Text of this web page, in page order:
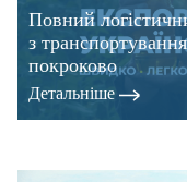
Повний
з
покроково
Детальнiше